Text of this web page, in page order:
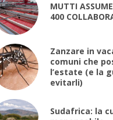
MUTTI
400
Zanzare in
comuni che
l’estate (e la
evitarli)
Sudafrica: la